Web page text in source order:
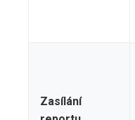
Zasílání